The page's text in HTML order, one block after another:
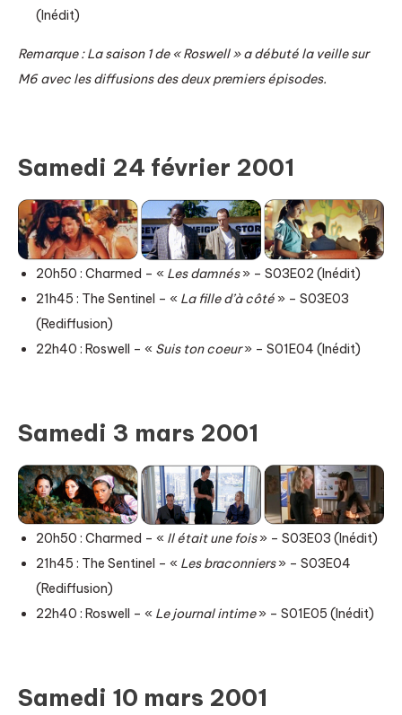
(Inédit)
Remarque : La saison 1 de « Roswell » a débuté la veille sur
M6 avec les diffusions des deux premiers épisodes.
Samedi 24 février 2001
20h50 : Charmed – « Les damnés» – S03E02 (Inédit)
21h45 : The Sentinel – « La fille d’à côté » – S03E03
(Rediffusion)
22h40 : Roswell – « Suis ton coeur» – S01E04 (Inédit)
Samedi 3 mars 2001
20h50 : Charmed – « Il était une fois» – S03E03 (Inédit)
21h45 : The Sentinel – « Les braconniers» – S03E04
(Rediffusion)
22h40 : Roswell – « Le journal intime» – S01E05 (Inédit)
Samedi 10 mars 2001